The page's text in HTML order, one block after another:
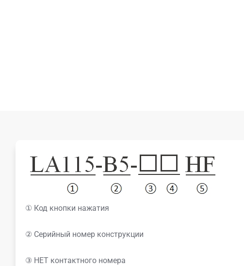
① Код кнопки нажатия
② Серийный номер конструкции
③ НЕТ контактного номера